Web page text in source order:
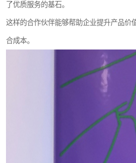
了优质服务的基石。
这样的合作伙伴能够帮助企业提升产品价
合成本。